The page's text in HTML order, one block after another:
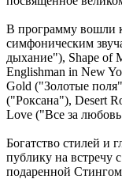
В программу вошли
симфоническим
дыхание"), Shape of
Englishman in New
Gold ("Золотые
("Роксана"), Desert
Love ("Все за
Богатство стилей и
публику на встречу
подаренной